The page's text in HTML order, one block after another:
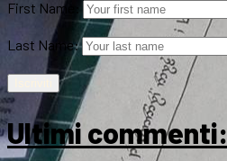
First Name:
Last Name:
Ultimi commenti: